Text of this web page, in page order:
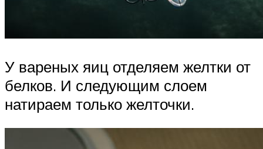
У вареных яиц отделяем желтки от
белков. И следующим слоем
натираем только желточки.